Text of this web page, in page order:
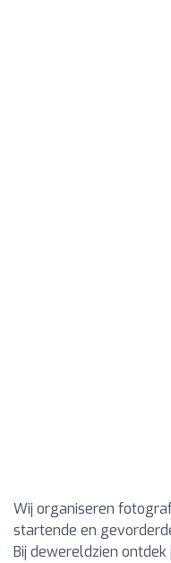
Wij organiseren
startende en
Bij dewereldzien